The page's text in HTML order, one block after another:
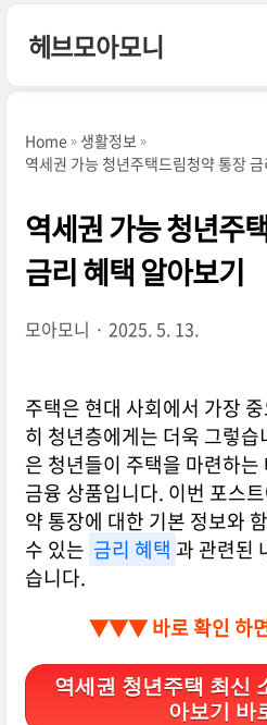
헤브모아모니
Home
생활정보
역세권 가능 청년주택드림청약 통장
역세권 가능 청년주
금리 혜택 알아보기
모아모니 2025. 5. 13.
주택은 현대 사회에서 가장
히 청년층에게는 더욱 그렇습
은 청년들이 주택을 마련하
금융 상품입니다. 이번 포스
약 통장에 대한 기본 정보와
수 있는 금리 혜택 과 관련된
습니다.
▼▼▼ 바로 확인 하
역세권 청년주택 최신
아보기 바